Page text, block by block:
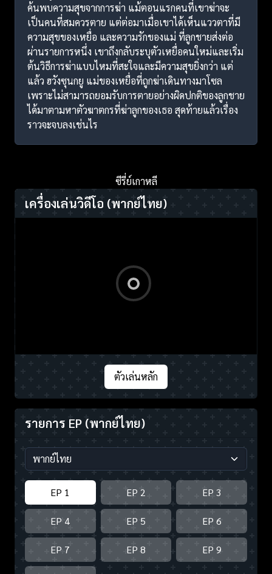
ค้นพบความสุขจากการฆ่า แม้ตอนแรกคนที่เขาฆ่าจะ
เป็นคนที่สมควรตาย แต่ต่อมาเมื่อเขาได้เห็นแววตาที่มี
ความสุขของเหยื่อ และความรักของแม่ ที่ลูกชายส่งต่อ
ผ่านรายการหนึ่ง เขาถึงกลับระบุตัวเหยื่อคนใหม่และเริ่ม
ต้นวิธีการฆ่าแบบไหมที่สะใจและมีความสุขยิ่งกว่า แต่
แล้ว ฮวังซุนกยู แม่ของเหยื่อที่ถูกฆ่าเดินทางมาโซล
เพราะไม่สามารถยอมรับการตายอย่างผิดปกติของลูกชาย
ได้มาตามหาตัวฆาตกรที่ฆ่าลูกของเธอ สุดท้ายแล้วเรื่อง
ราวจะจบลงเช่นไร
ซีรี่ย์เกาหลี
เครื่องเล่นวิดีโอ (พากย์ไทย)
ตัวเล่นหลัก
รายการ EP (พากย์ไทย)
EP 1 EP 2 EP 3
EP 4 EP 5 EP 6
EP 7 EP 8 EP 9